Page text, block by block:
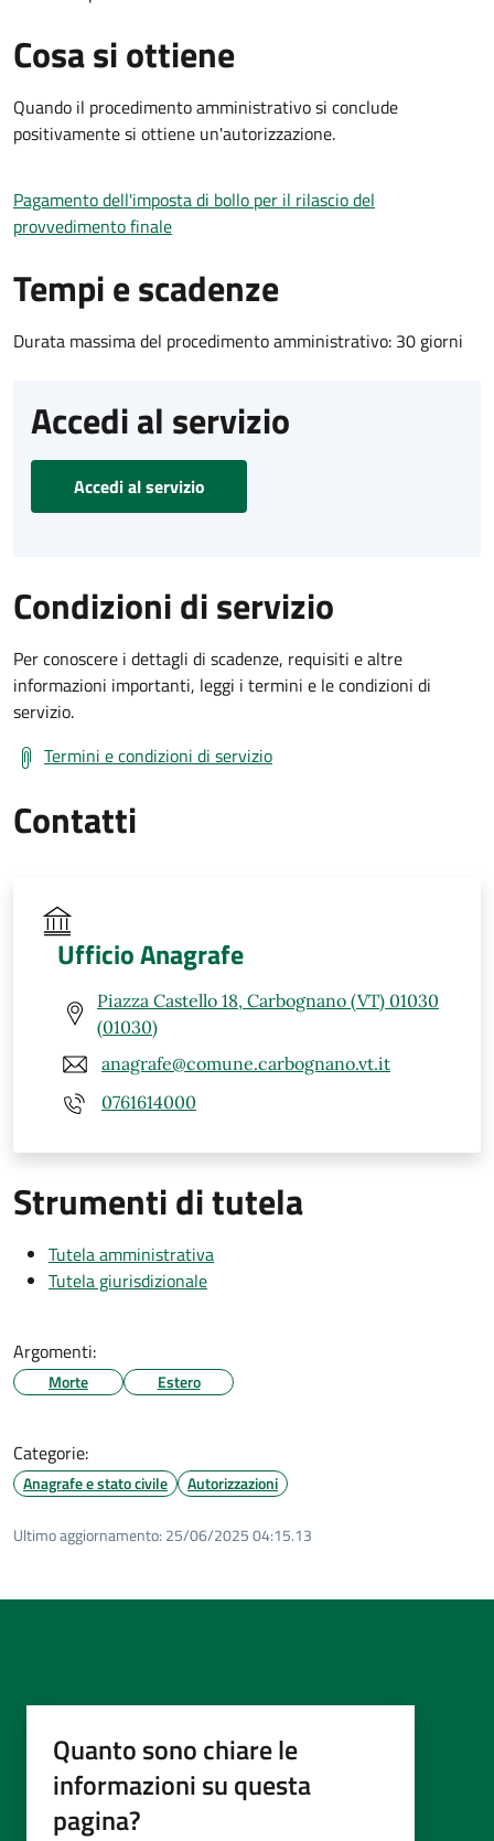
Cosa si ottiene
Quando il procedimento amministrativo si conclude
positivamente si ottiene un'autorizzazione.
Pagamento dell'imposta di bollo per il rilascio del
provvedimento finale
Tempi e scadenze
Durata massima del procedimento amministrativo: 30 giorni
Accedi al servizio
Accedi al servizio
Condizioni di servizio
Per conoscere i dettagli di scadenze, requisiti e altre
informazioni importanti, leggi i termini e le condizioni di
servizio.
Termini e condizioni di servizio
Contatti
Ufficio Anagrafe
Piazza Castello 18, Carbognano (VT) 01030
(01030)
anagrafe@comune.carbognano.vt.it
0761614000
Strumenti di tutela
Tutela amministrativa
Tutela giurisdizionale
Argomenti:
Morte Estero
Categorie:
Anagrafe e stato civile Autorizzazioni
Ultimo aggiornamento: 25/06/2025 04:15.13
Quanto sono chiare le
informazioni su questa
pagina?